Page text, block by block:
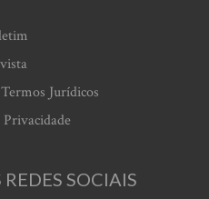
Jurídicos
SOCIAIS